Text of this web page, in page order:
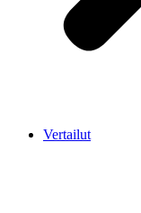
Vertailut